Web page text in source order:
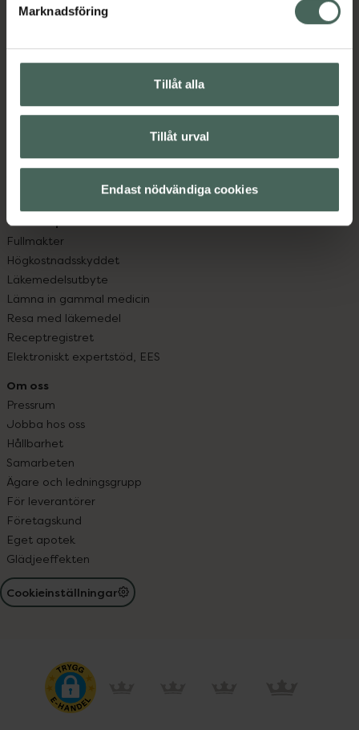
Marknadsföring
Tillåt alla
Tillåt urval
Endast nödvändiga cookies
Kundservice
Leverans, betalning och retur
App
Om recept och läkemedel
Fullmakter
Högkostnadsskyddet
Läkemedelsutbyte
Lämna in gammal medicin
Resa med läkemedel
Receptregistret
Elektroniskt expertstöd, EES
Om oss
Pressrum
Jobba hos oss
Hållbarhet
Samarbeten
Ägare och ledningsgrupp
För leverantörer
Företagskund
Eget apotek
Glädjeeffekten
Cookieinställningar